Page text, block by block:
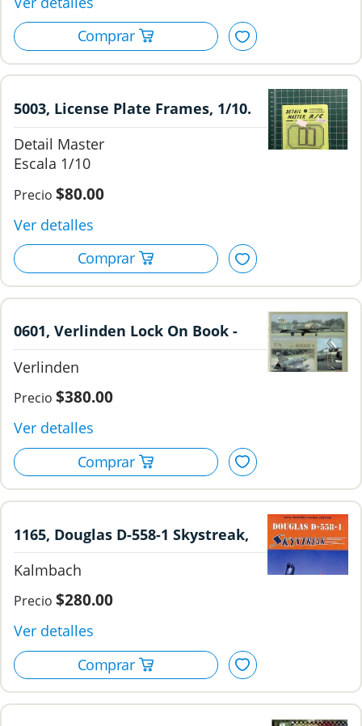
5003, License Plate Frames, 1/10.
Detail Master.
Detail Master
1/10
$80.00
0601, Verlinden Lock On Book -
Mirage V, Verlinden Publications.
Verlinden
$380.00
1165, Douglas D-558-1 Skystreak,
Kalmbach.
Kalmbach
$280.00